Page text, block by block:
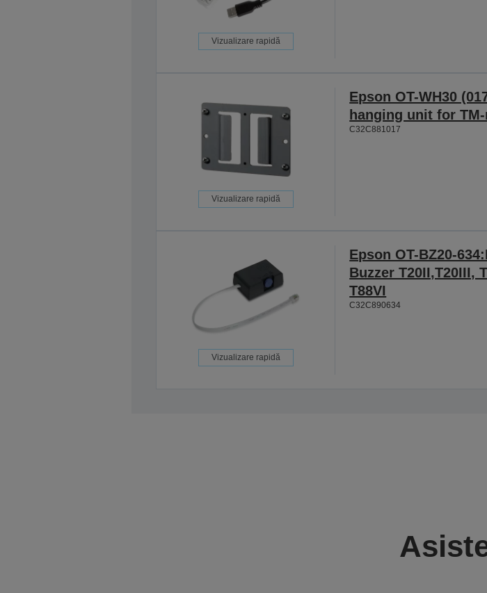
Vizualizare rapidă
Vizualizare rapidă
Epson OT-WH30
hanging unit for
C32C881017
Vizualizare rapidă
Epson OT-BZ20-
Buzzer T20II,T20III,
T88VI
C32C890634